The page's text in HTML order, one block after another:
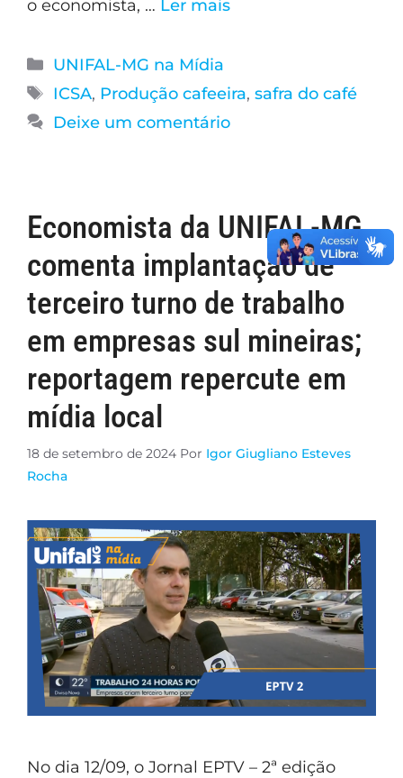
o economista, … Ler mais
UNIFAL-MG na Mídia
ICSA, Produção cafeeira, safra do café
Deixe um comentário
Economista da UNIFAL-MG
comenta implantação de
terceiro turno de trabalho
em empresas sul mineiras;
reportagem repercute em
mídia local
18 de setembro de 2024 Por Igor Giugliano Esteves
Rocha
No dia 12/09, o Jornal EPTV – 2ª edição